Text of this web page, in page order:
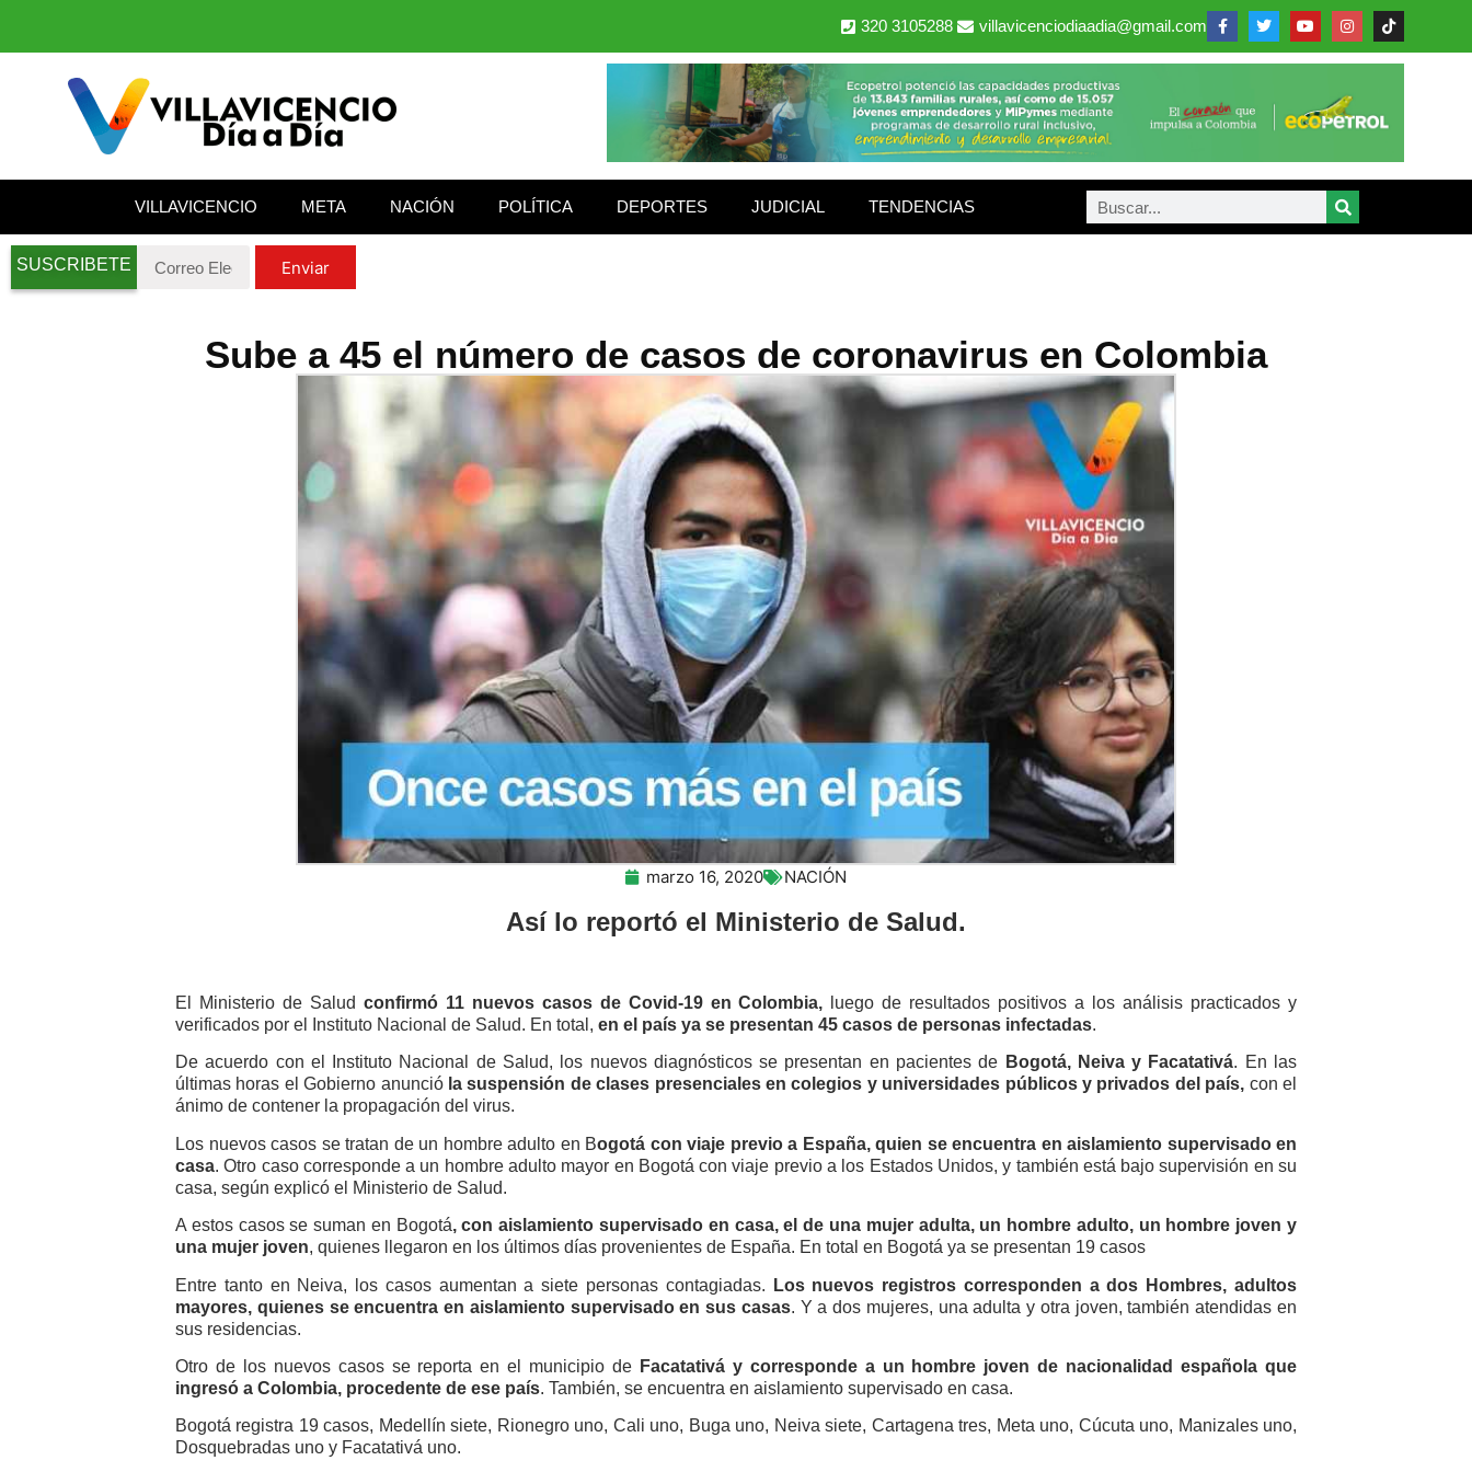
320 3105288 villavicenciodiaadia@gmail.com
VILLAVICENCIO META NACIÓN POLÍTICA DEPORTES JUDICIAL TENDENCIAS
SUSCRIBETE Enviar
Sube a 45 el número de casos de coronavirus en Colombia
marzo 16, 2020 NACIÓN
Así lo reportó el Ministerio de Salud.
El Ministerio de Salud confirmó 11 nuevos casos de Covid-19 en Colombia,
luego de resultados positivos a los análisis practicados y
verificados por el Instituto Nacional de Salud. En total, en el país ya se presentan 45 casos de personas infectadas.
De acuerdo con el Instituto Nacional de Salud, los nuevos diagnósticos se presentan en pacientes de Bogotá, Neiva y Facatativá. En las
últimas horas el Gobierno anuncióla suspensión de clases presenciales en colegios y universidades públicos y privados del país, con el
ánimo de contener la propagación del virus.
Los nuevos casos se tratan de un hombre adulto en Bogotá con viaje previo a España, quien se encuentra en aislamiento supervisado en
casa. Otro caso corresponde a un hombre adulto mayor en Bogotá con viaje previo a los Estados Unidos, y también está bajo supervisión en su
casa, según explicó el Ministerio de Salud.
A estos casos se suman en Bogotá, con aislamiento supervisado en casa, el de una mujer adulta, un hombre adulto, un hombre joven y
una mujer joven, quienes llegaron en los últimos días provenientes de España. En total en Bogotá ya se presentan 19 casos
Entre tanto en Neiva, los casos aumentan a siete personas contagiadas.
Los nuevos registros corresponden a dos Hombres, adultos
mayores, quienes se encuentra en aislamiento supervisado en sus casas. Y a dos mujeres, una adulta y otra joven, también atendidas en
sus residencias.
Otro de los nuevos casos se reporta en el municipio de Facatativá y corresponde a un hombre joven de nacionalidad española que
ingresó a Colombia, procedente de ese país. También, se encuentra en aislamiento supervisado en casa.
Bogotá registra 19 casos, Medellín siete, Rionegro uno, Cali uno, Buga uno, Neiva siete, Cartagena tres, Meta uno, Cúcuta uno, Manizales uno,
Dosquebradas uno y Facatativá uno.